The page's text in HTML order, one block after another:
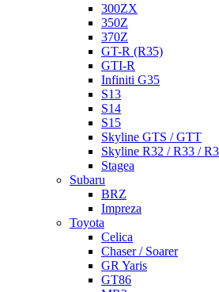
300ZX
350Z
370Z
GT-R (R35)
GTI-R
Infiniti G35
S13
S14
S15
Skyline GTS / GTT
Skyline R32 / R33 /
Stagea
Subaru
BRZ
Impreza
Toyota
Celica
Chaser / Soarer
GR Yaris
GT86